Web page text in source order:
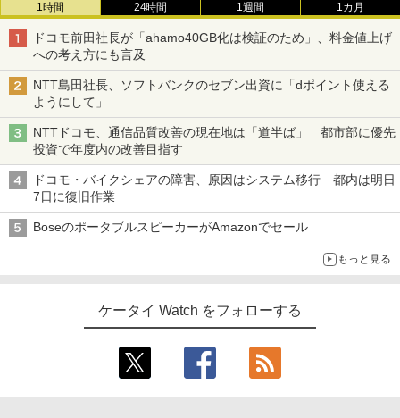
1時間 24時間 1週間 1カ月
ドコモ前田社長が「ahamo40GB化は検証のため」、料金値上げ
への考え方にも言及
NTT島田社長、ソフトバンクのセブン出資に「dポイント使える
ようにして」
NTTドコモ、通信品質改善の現在地は「道半ば」 都市部に優先
投資で年度内の改善目指す
ドコモ・バイクシェアの障害、原因はシステム移行 都内は明日
7日に復旧作業
BoseのポータブルスピーカーがAmazonでセール
もっと見る
ケータイ Watch をフォローする